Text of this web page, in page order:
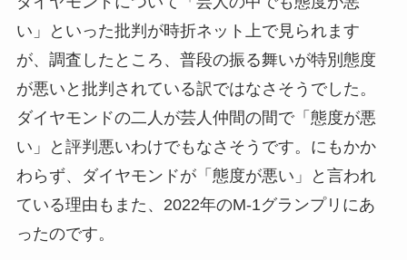
い」といった批判が時折ネット上で見られます
が、調査したところ、普段の振る舞いが特別態度
が悪いと批判されている訳ではなさそうでした。
ダイヤモンドの二人が芸人仲間の間で「態度が悪
い」と評判悪いわけでもなさそうです。にもかか
わらず、ダイヤモンドが「態度が悪い」と言われ
ている理由もまた、2022年のM-1グランプリにあ
ったのです。